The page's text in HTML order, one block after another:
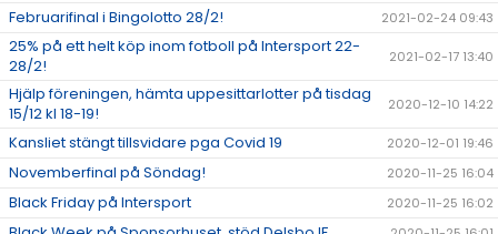
Februarifinal i Bingolotto 28/2! 2021-02-24 09:43
25% på ett helt köp inom fotboll på Intersport 22-
28/2!
2021-02-17 13:40
Hjälp föreningen, hämta uppesittarlotter på tisdag
15/12 kl 18-19!
2020-12-10 14:22
Kansliet stängt tillsvidare pga Covid 19 2020-12-01 19:46
Novemberfinal på Söndag! 2020-11-25 16:04
Black Friday på Intersport 2020-11-25 16:02